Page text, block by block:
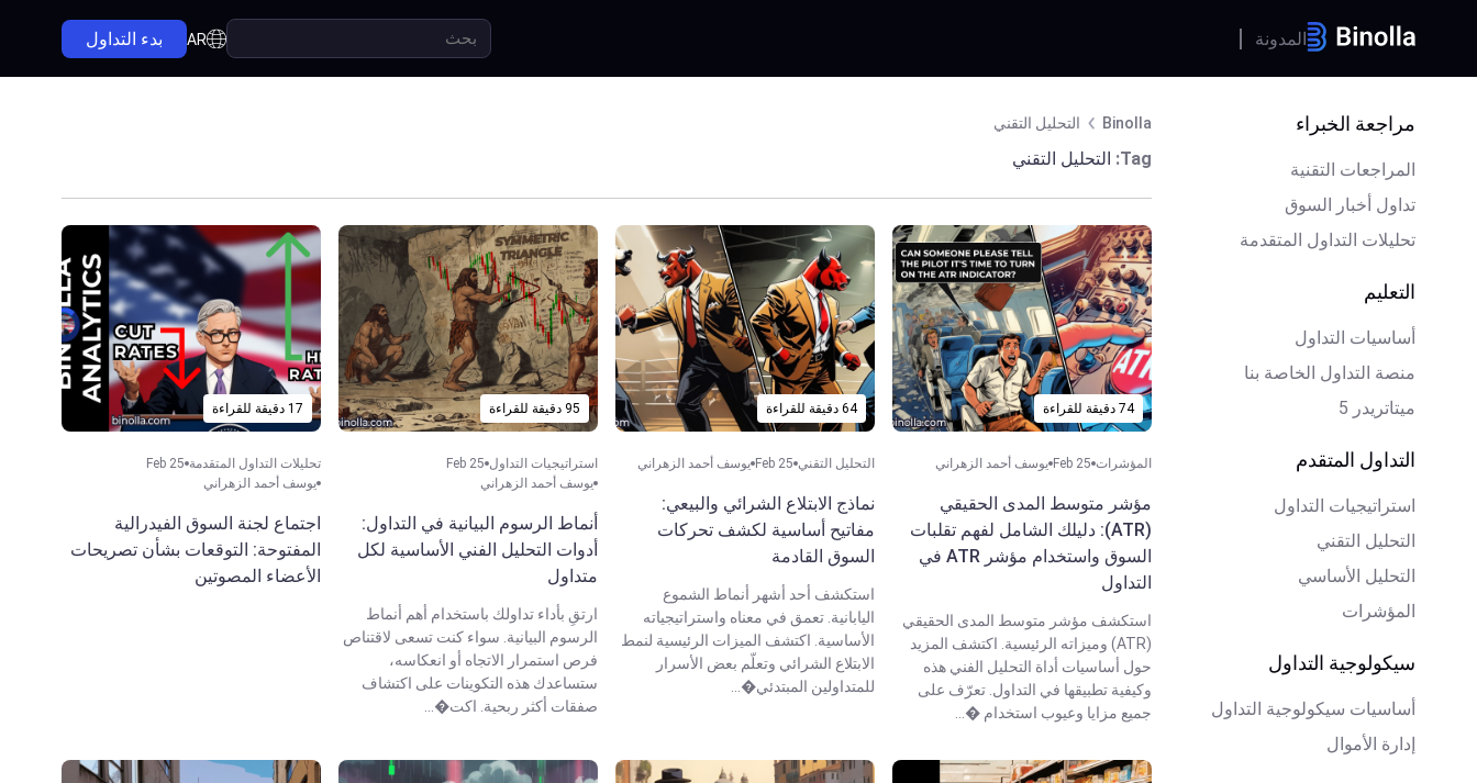
المدونة AR بدء التداول
مراجعة الخبراء
المراجعات التقنية
تداول أخبار السوق
تحليلات التداول المتقدمة
التعليم
أساسيات التداول
منصة التداول الخاصة بنا
ميتاتريدر 5
التداول المتقدم
استراتيجيات التداول
التحليل التقني
التحليل الأساسي
المؤشرات
سيكولوجية التداول
أساسيات سيكولوجية التداول
إدارة الأموال
Binolla التحليل التقني
Tag: التحليل التقني
74 دقيقة للقراءة
المؤشرات Feb 25 يوسف أحمد الزهراني
مؤشر متوسط المدى الحقيقي
(ATR): دليلك الشامل لفهم تقلبات
السوق واستخدام مؤشر ATR في
التداول
استكشف مؤشر متوسط المدى الحقيقي
(ATR) وميزاته الرئيسية. اكتشف المزيد
حول أساسيات أداة التحليل الفني هذه
وكيفية تطبيقها في التداول. تعرّف على
جميع مزايا وعيوب استخدام �...
64 دقيقة للقراءة
التحليل التقني Feb 25 يوسف أحمد الزهراني
نماذج الابتلاع الشرائي والبيعي:
مفاتيح أساسية لكشف تحركات
السوق القادمة
استكشف أحد أشهر أنماط الشموع
اليابانية. تعمق في معناه واستراتيجياته
الأساسية. اكتشف الميزات الرئيسية لنمط
الابتلاع الشرائي وتعلّم بعض الأسرار
للمتداولين المبتدئي�...
95 دقيقة للقراءة
استراتيجيات التداول Feb 25
يوسف أحمد الزهراني
أنماط الرسوم البيانية في التداول:
أدوات التحليل الفني الأساسية لكل
متداول
ارتقِ بأداء تداولك باستخدام أهم أنماط
الرسوم البيانية. سواء كنت تسعى لاقتناص
فرص استمرار الاتجاه أو انعكاسه،
ستساعدك هذه التكوينات على اكتشاف
صفقات أكثر ربحية. اكت�...
17 دقيقة للقراءة
تحليلات التداول المتقدمة Feb 25
يوسف أحمد الزهراني
اجتماع لجنة السوق الفيدرالية
المفتوحة: التوقعات بشأن تصريحات
الأعضاء المصوتين